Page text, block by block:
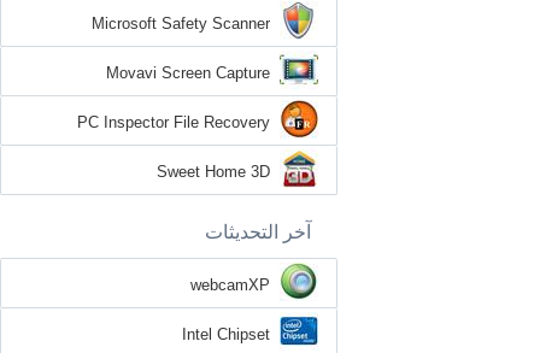
Microsoft Safety Scanner
Movavi Screen Capture
PC Inspector File Recovery
Sweet Home 3D
آخر التحديثات
webcamXP
Intel Chipset